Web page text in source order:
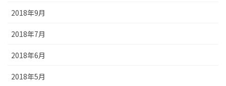
2018年9月
2018年7月
2018年6月
2018年5月